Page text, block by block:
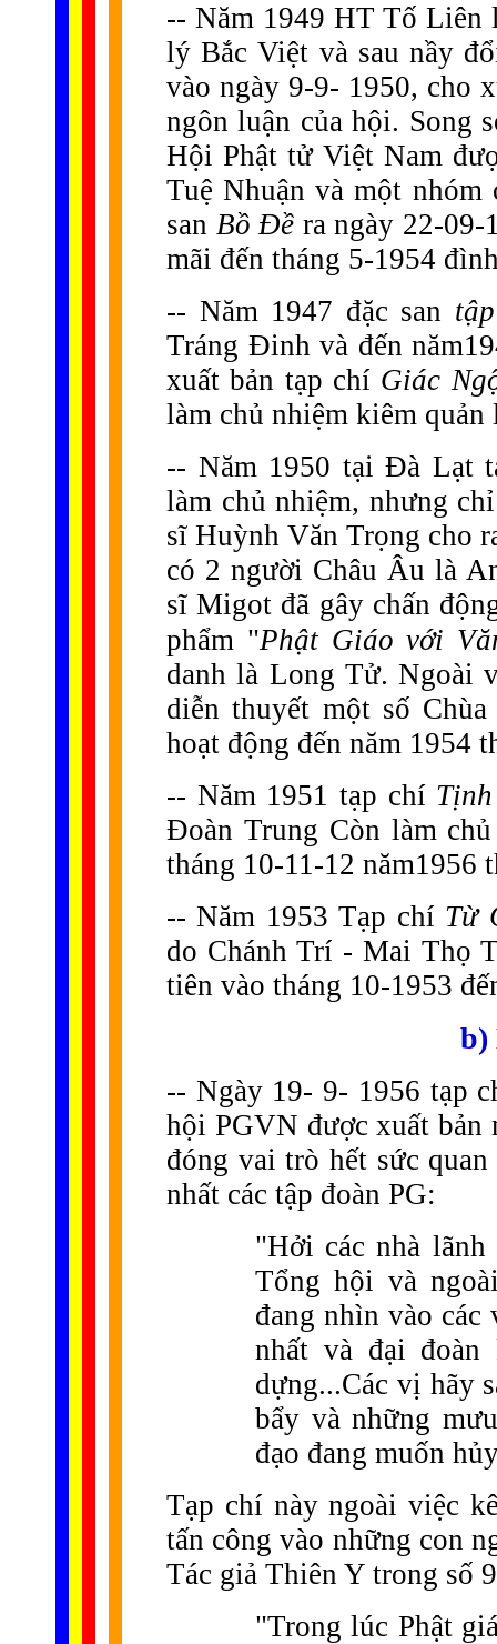
-- Năm 1949 HT Tố Liên
lý Bắc Việt và sau nầy
vào ngày 9-9- 1950, cho
ngôn luận của hội. Song
Hội Phật tử Việt Nam
Tuệ Nhuận và một nhóm
san Bồ Đề ra ngày 22-09-
mãi đến tháng 5-1954
-- Năm 1947 đặc san
Tráng Đinh và đến
xuất bản tạp chí Giác
làm chủ nhiệm kiêm quản
-- Năm 1950 tại Đà Lạt
làm chủ nhiệm, nhưng
sĩ Huỳnh Văn Trọng cho
có 2 người Châu Âu là
sĩ Migot đã gây chấn
phẩm "Phật Giáo với
danh là Long Tử. Ngoài
diễn thuyết một số
hoạt động đến năm 1954
-- Năm 1951 tạp chí
Đoàn Trung Còn làm
tháng 10-11-12 năm1956
-- Năm 1953 Tạp chí Từ
do Chánh Trí - Mai Thọ
tiên vào tháng 10-1953
b)
-- Ngày 19- 9- 1956 tạp
hội PGVN được xuất bản
đóng vai trò hết sức
nhất các tập đoàn PG:
"Hởi các nhà lãnh
Tổng hội và
đang nhìn vào
nhất và đại
dựng...Các vị hãy
bẩy và những
đạo đang muốn
Tạp chí này ngoài việc
tấn công vào những con
Tác giả Thiên Y trong số
"Trong lúc Phật